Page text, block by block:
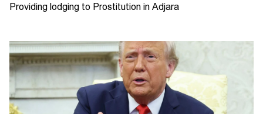
Providing lodging to Prostitution in Adjara